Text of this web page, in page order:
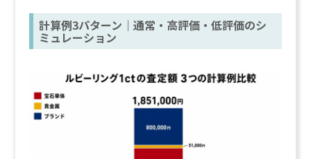
計算例3パターン｜通常・高評価・低評価のシ
ミュレーション